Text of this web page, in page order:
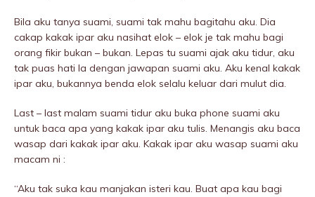
Bila aku tanya suami, suami tak mahu bagitahu aku. Dia
cakap kakak ipar aku nasihat elok – elok je tak mahu bagi
orang fikir bukan – bukan. Lepas tu suami ajak aku tidur, aku
tak puas hati la dengan jawapan suami aku. Aku kenal kakak
ipar aku, bukannya benda elok selalu keluar dari mulut dia.
Last – last malam suami tidur aku buka phone suami aku
untuk baca apa yang kakak ipar aku tulis. Menangis aku baca
wasap dari kakak ipar aku. Kakak ipar aku wasap suami aku
macam ni :
“Aku tak suka kau manjakan isteri kau. Buat apa kau bagi